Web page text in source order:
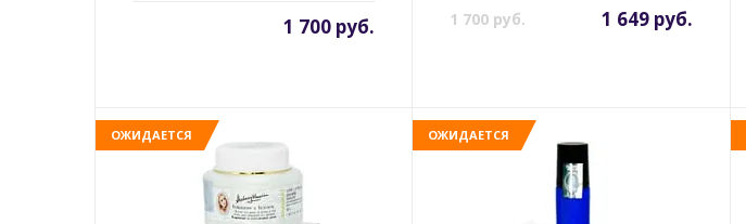
1 700 руб. 1 700 руб. 1 649 руб.
ОЖИДАЕТСЯ ОЖИДАЕТСЯ